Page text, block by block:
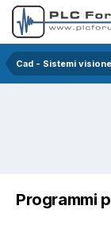
Cad - Sistemi
Programmi